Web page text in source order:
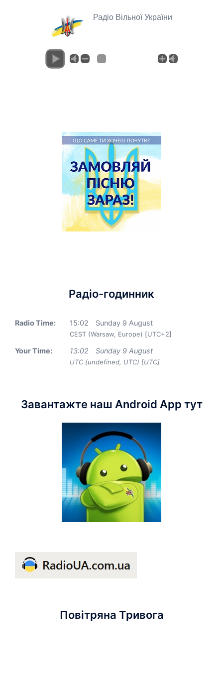
Радіо Вільної України
Радіо-годинник
Radio Time: 15:02 Sunday 9 August
CEST (Warsaw, Europe) [UTC+2]
Your Time: 13:02 Sunday 9 August
UTC (undefined, UTC) [UTC]
Завантажте наш Android App тут
Повітряна Тривога